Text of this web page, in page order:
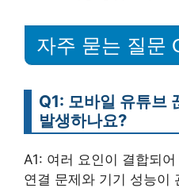
자주 묻는 질문
Q1: 모바일 유튜브
발생하나요?
A1: 여러 요인이 결합되
연결 문제와 기기 성능이